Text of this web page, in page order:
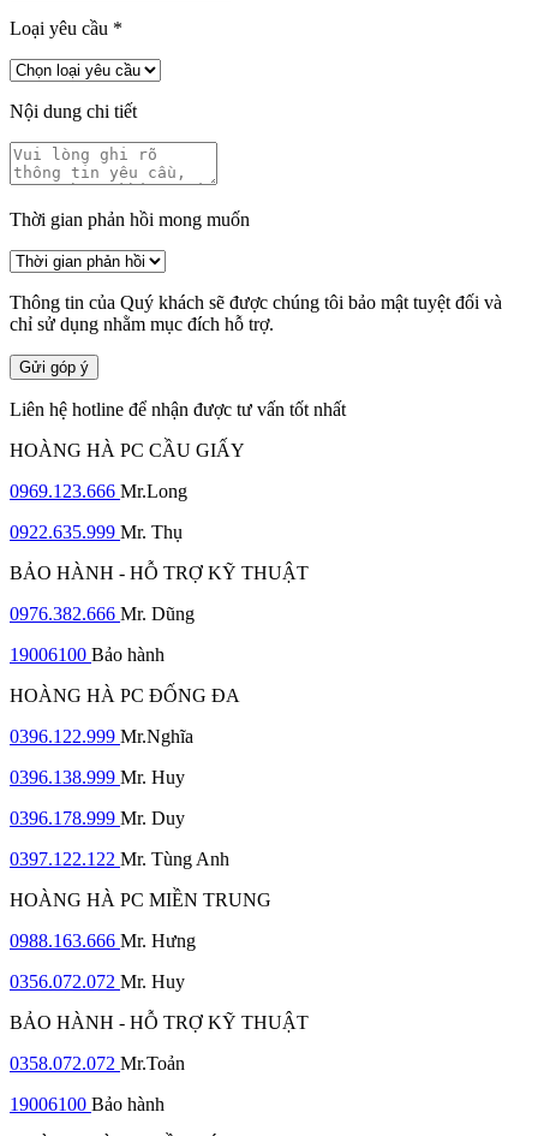
Loại yêu cầu *
Nội dung chi tiết
Thời gian phản hồi mong muốn
Thông tin của Quý khách sẽ được chúng tôi bảo mật tuyệt đối và
chỉ sử dụng nhằm mục đích hỗ trợ.
Gửi góp ý
Liên hệ hotline để nhận được tư vấn tốt nhất
HOÀNG HÀ PC CẦU GIẤY
0969.123.666 Mr.Long
0922.635.999 Mr. Thụ
BẢO HÀNH - HỖ TRỢ KỸ THUẬT
0976.382.666 Mr. Dũng
19006100 Bảo hành
HOÀNG HÀ PC ĐỐNG ĐA
0396.122.999 Mr.Nghĩa
0396.138.999 Mr. Huy
0396.178.999 Mr. Duy
0397.122.122 Mr. Tùng Anh
HOÀNG HÀ PC MIỀN TRUNG
0988.163.666 Mr. Hưng
0356.072.072 Mr. Huy
BẢO HÀNH - HỖ TRỢ KỸ THUẬT
0358.072.072 Mr.Toản
19006100 Bảo hành